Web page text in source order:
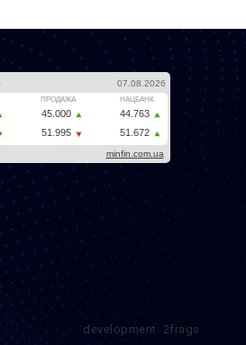
development: 2frags